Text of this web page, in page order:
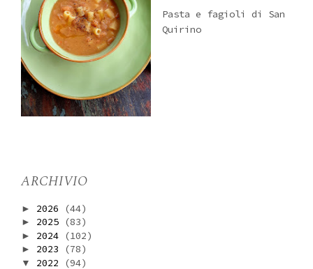
Pasta e fagioli di San
Quirino
ARCHIVIO
► 2026 (44)
► 2025 (83)
► 2024 (102)
► 2023 (78)
▼ 2022
(94)